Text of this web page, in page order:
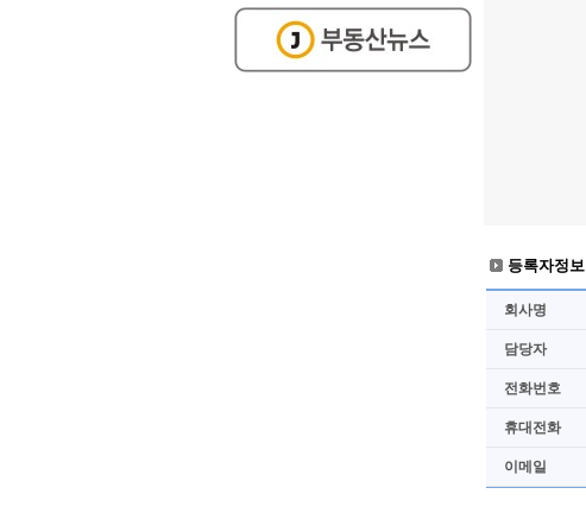
등록자정보
회사명
담당자
전화번호
휴대전화
이메일